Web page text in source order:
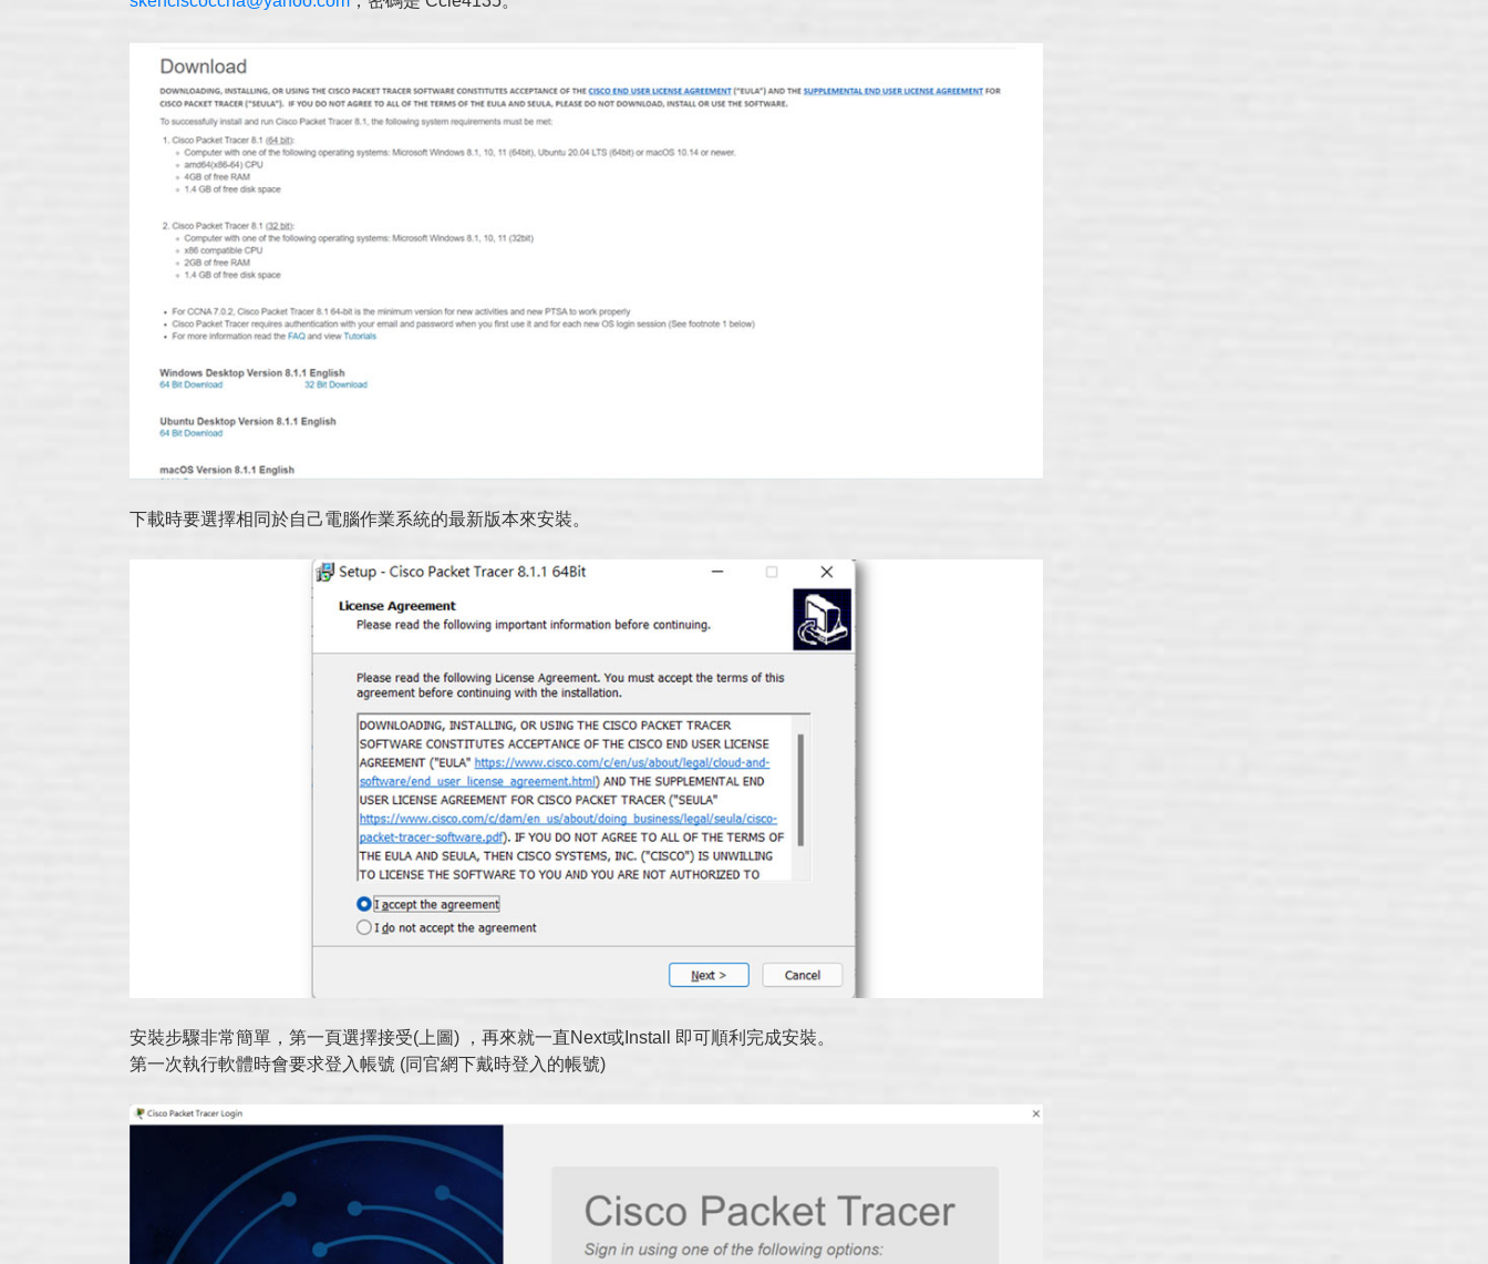
下載時要選擇相同於自己電腦作業系統的最新版本來安裝。
安裝步驟非常簡單，第一頁選擇接受(上圖) ，再來就一直Next或Install 即可順利完成安裝。
第一次執行軟體時會要求登入帳號 (同官網下戴時登入的帳號)